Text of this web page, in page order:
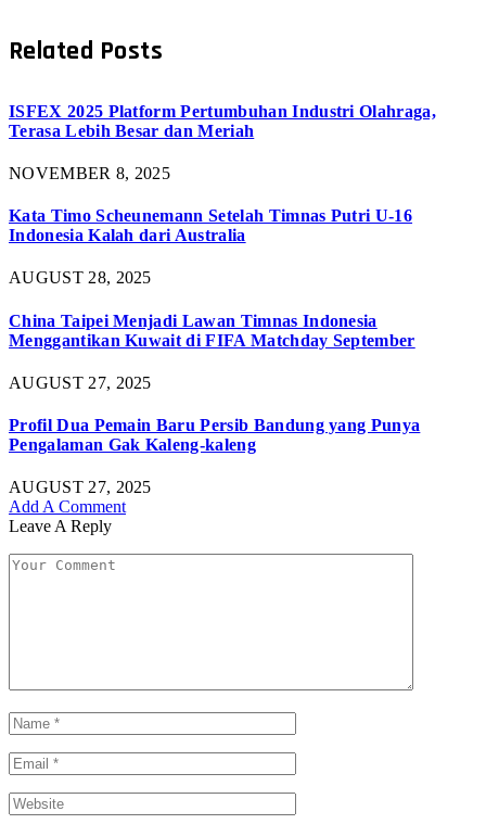
Related Posts
ISFEX 2025 Platform Pertumbuhan Industri Olahraga,
Terasa Lebih Besar dan Meriah
NOVEMBER 8, 2025
Kata Timo Scheunemann Setelah Timnas Putri U-16
Indonesia Kalah dari Australia
AUGUST 28, 2025
China Taipei Menjadi Lawan Timnas Indonesia
Menggantikan Kuwait di FIFA Matchday September
AUGUST 27, 2025
Profil Dua Pemain Baru Persib Bandung yang Punya
Pengalaman Gak Kaleng-kaleng
AUGUST 27, 2025
Add A Comment
Leave A Reply